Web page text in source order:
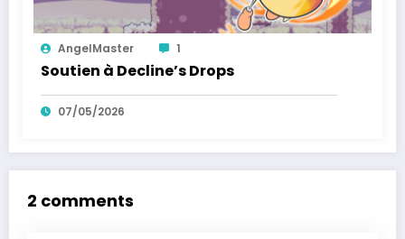
AngelMaster 1
Soutien à Decline’s Drops
07/05/2026
2 comments